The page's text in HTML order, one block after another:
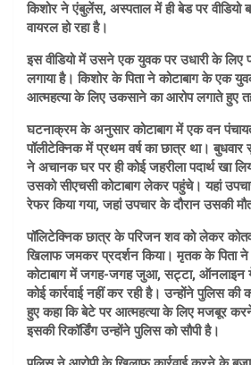
किशोर ने एंबुलेंस, अस्पताल में ही बेड पर वीडियो
वायरल हो रहा है।
इस वीडियो में उसने एक युवक पर उधारी के लिए
लगाया है। किशोर के पिता ने कोटाबाग के एक
आत्महत्या के लिए उकसाने का आरोप लगाते हुए
घटनाक्रम के अनुसार कोटाबाग में एक वन
पॉलीटेक्निक में प्रथम वर्ष का छात्र था।
ने अचानक घर पर ही कोई जहरीला पदार्थ खा
उसको सीएचसी कोटाबाग लेकर पहुंचे। यहां
रेफर किया गया, जहां उपचार के दौरान उसकी
पॉलिटेक्निक छात्र के परिजन शव को लेकर
खिलाफ जमकर प्रदर्शन किया। मृतक के पिता ने
कोटाबाग में जगह-जगह जुआ, सट्टा, ऑनलाइन
कोई कार्रवाई नहीं कर रही है। उन्होंने पुलिस की
हुए कहा कि बेटे पर आत्महत्या के लिए मजबूर करने
इसकी रिकॉर्डिंग उन्होंने पुलिस को सौपी है।